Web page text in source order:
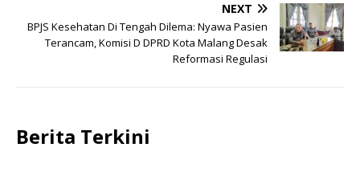
NEXT
BPJS Kesehatan Di Tengah Dilema: Nyawa Pasien
Terancam, Komisi D DPRD Kota Malang Desak
Reformasi Regulasi
Berita Terkini